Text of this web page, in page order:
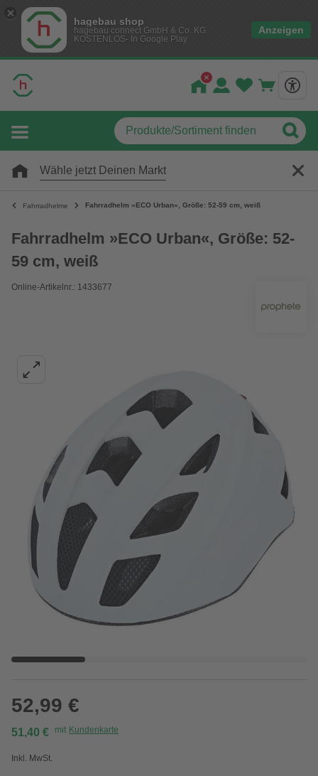
hagebau shop
hagebau connect GmbH & Co. KG
KOSTENLOS- In Google Play
Anzeigen
Wähle jetzt Deinen Markt
Fahrradhelme Fahrradhelm »ECO Urban«, Größe: 52-59 cm, weiß
Fahrradhelm »ECO Urban«, Größe: 52-
59 cm, weiß
Online-Artikelnr.: 1433677
52,99 €
51,40 € mit Kundenkarte
Inkl. MwSt.